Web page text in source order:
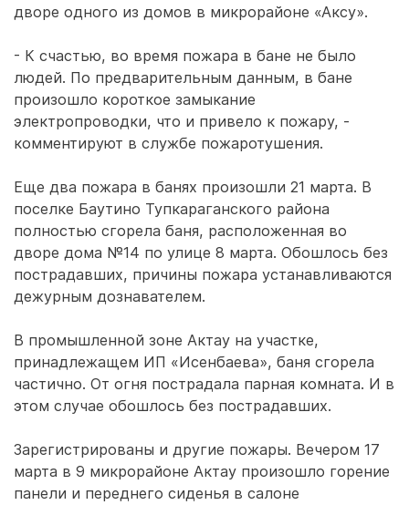
дворе одного из домов в микрорайоне «Аксу».
- К счастью, во время пожара в бане не было
людей. По предварительным данным, в бане
произошло короткое замыкание
электропроводки, что и привело к пожару, -
комментируют в службе пожаротушения.
Еще два пожара в банях произошли 21 марта. В
поселке Баутино Тупкараганского района
полностью сгорела баня, расположенная во
дворе дома №14 по улице 8 марта. Обошлось без
пострадавших, причины пожара устанавливаются
дежурным дознавателем.
В промышленной зоне Актау на участке,
принадлежащем ИП «Исенбаева», баня сгорела
частично. От огня пострадала парная комната. И в
этом случае обошлось без пострадавших.
Зарегистрированы и другие пожары. Вечером 17
марта в 9 микрорайоне Актау произошло горение
панели и переднего сиденья в салоне